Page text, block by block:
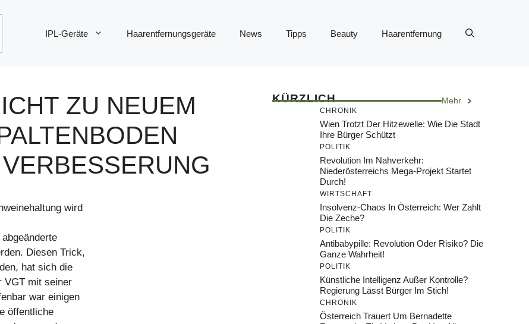
IPL-Geräte Haarentfernungsgeräte News Tipps Beauty Haarentfernung
ZU NEUEM
wird
Diesen Trick,
hat sich die
VGT mit seiner
war einigen
öffentliche
KÜRZLICH Mehr
CHRONIK
Wien Trotzt Der Hitzewelle: Wie Die Stadt
Ihre Bürger Schützt
POLITIK
Revolution Im Nahverkehr:
Niederösterreichs Mega-Projekt Startet
Durch!
WIRTSCHAFT
Insolvenz-Chaos In Österreich: Wer Zahlt
Die Zeche?
POLITIK
Antibabypille: Revolution Oder Risiko? Die
Ganze Wahrheit!
POLITIK
Künstliche Intelligenz Außer Kontrolle?
Regierung Lässt Bürger Im Stich!
CHRONIK
Österreich Trauert Um Bernadette